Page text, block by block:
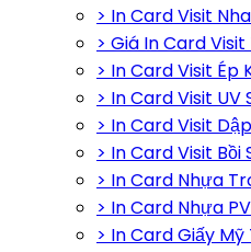
> In Card Visit
> Giá In Card
> In Card Visit Ép
> In Card Visit UV
> In Card Visit
> In Card Visit Bồi
> In Card Nhựa
> In Card Nhựa
> In Card Giấy Mỹ